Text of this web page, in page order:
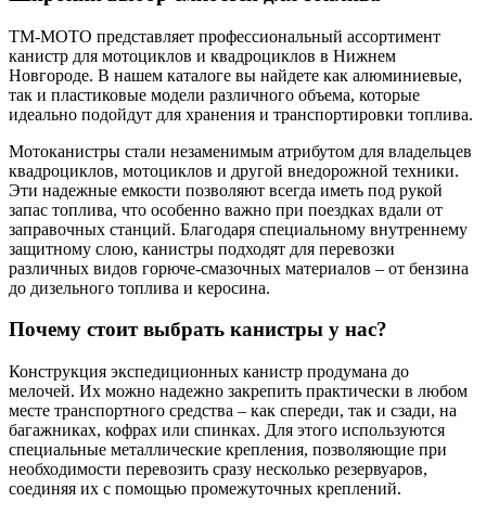
ТМ-МОТО представляет профессиональный ассортимент
канистр для мотоциклов и квадроциклов в Нижнем
Новгороде. В нашем каталоге вы найдете как алюминиевые,
так и пластиковые модели различного объема, которые
идеально подойдут для хранения и транспортировки топлива.
Мотоканистры стали незаменимым атрибутом для владельцев
квадроциклов, мотоциклов и другой внедорожной техники.
Эти надежные емкости позволяют всегда иметь под рукой
запас топлива, что особенно важно при поездках вдали от
заправочных станций. Благодаря специальному внутреннему
защитному слою, канистры подходят для перевозки
различных видов горюче-смазочных материалов – от бензина
до дизельного топлива и керосина.
Почему стоит выбрать канистры у нас?
Конструкция экспедиционных канистр продумана до
мелочей. Их можно надежно закрепить практически в любом
месте транспортного средства – как спереди, так и сзади, на
багажниках, кофрах или спинках. Для этого используются
специальные металлические крепления, позволяющие при
необходимости перевозить сразу несколько резервуаров,
соединяя их с помощью промежуточных креплений.